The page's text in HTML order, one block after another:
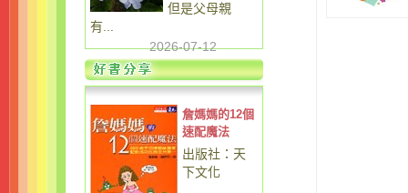
但是父母親
有...
2026-07-12
詹媽媽的12個
速配魔法
出版社：天
下文化